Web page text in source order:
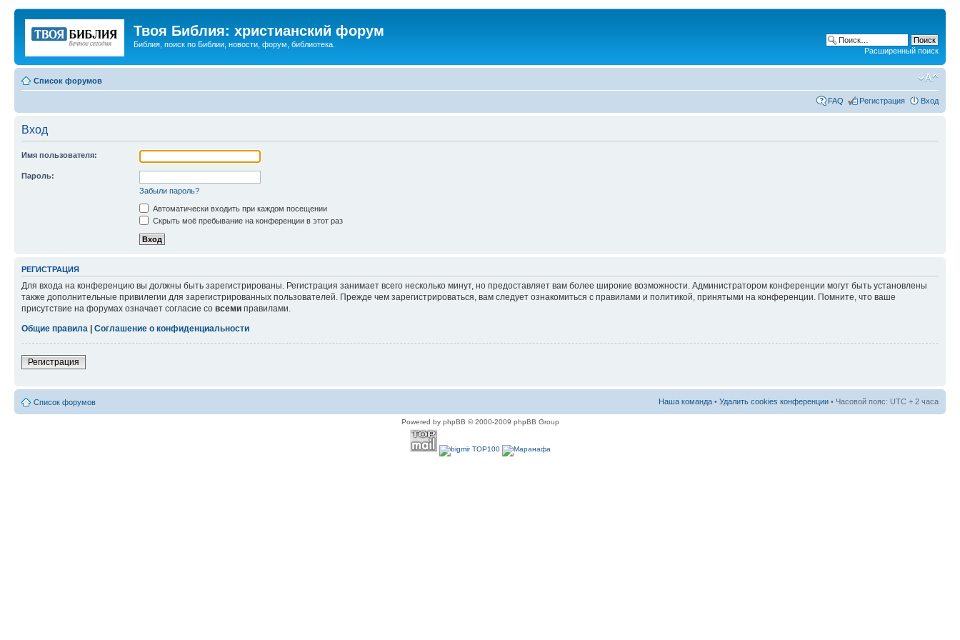
Твоя Библия: христианский форум
Библия, поиск по Библии, новости, форум, библиотека.
Расширенный поиск
Список форумов
FAQ Регистрация Вход
Вход
Имя пользователя:
Пароль:
Забыли пароль?
Автоматически входить при каждом посещении
Скрыть моё пребывание на конференции в этот раз
РЕГИСТРАЦИЯ
Для входа на конференцию вы должны быть зарегистрированы. Регистрация занимает всего несколько минут, но предоставляет вам более широкие возможности. Администратором конференции могут быть установлены
также дополнительные привилегии для зарегистрированных пользователей. Прежде чем зарегистрироваться, вам следует ознакомиться с правилами и политикой, принятыми на конференции. Помните, что ваше
присутствие на форумах означает согласие со всеми правилами.
Общие правила
Соглашение о конфиденциальности
Регистрация
Список форумов Наша команда • Удалить cookies конференции • Часовой пояс: UTC + 2 часа
Powered by phpBB © 2000-2009 phpBB Group